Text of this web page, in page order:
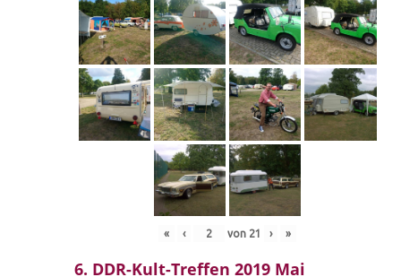
« ‹ von 21 › »
6. DDR-Kult-Treffen 2019 Mai